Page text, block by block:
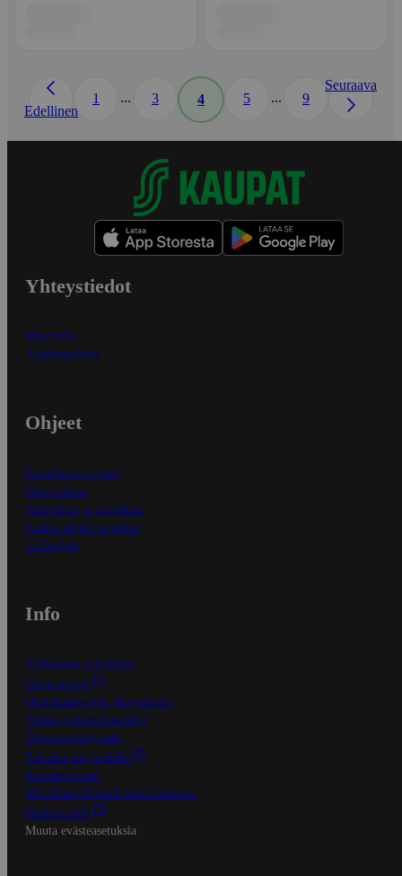
Edellinen
1 ... 3 4 5 ... 9
Seuraava
Yhteystiedot
Myymälät
Asiakaspalvelu
Ohjeet
Ensitilaajan ohjeet
Näin maksat
Näin tilaat ja muokkaat
Kaikki ohjeet ja vinkit
In English
Info
S-Business yrityksille
Oiva-raportit
Osuuskauppojen yhteystiedot
Tilaus- ja toimitusehdot
Tietosuojakäytäntö
Palvelun käyttöehdot
Saavutettavuus
Mobiilisovelluksen saavutettavuus
Mainostajalle
Muuta evästeasetuksia